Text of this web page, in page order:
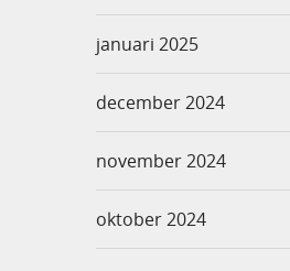
januari 2025
december 2024
november 2024
oktober 2024